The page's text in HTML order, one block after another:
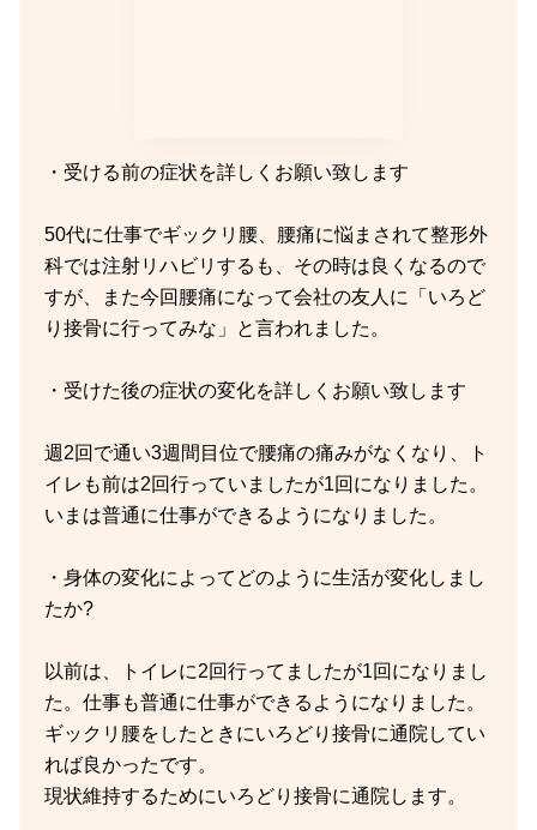
・受ける前の症状を詳しくお願い致します
50代に仕事でギックリ腰、腰痛に悩まされて整形外
科では注射リハビリするも、その時は良くなるので
すが、また今回腰痛になって会社の友人に「いろど
り接骨に行ってみな」と言われました。
・受けた後の症状の変化を詳しくお願い致します
週2回で通い3週間目位で腰痛の痛みがなくなり、ト
イレも前は2回行っていましたが1回になりました。
いまは普通に仕事ができるようになりました。
・身体の変化によってどのように生活が変化しまし
たか?
以前は、トイレに2回行ってましたが1回になりまし
た。仕事も普通に仕事ができるようになりました。
ギックリ腰をしたときにいろどり接骨に通院してい
れば良かったです。
現状維持するためにいろどり接骨に通院します。